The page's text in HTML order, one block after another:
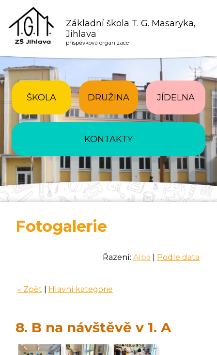
Základní škola T. G. Masaryka,
Jihlava
příspěvková organizace
ŠKOLA DRUŽINA JÍDELNA
KONTAKTY
Fotogalerie
Řazení: Alba Podle data
« Zpět Hlavní kategorie
8. B na návštěvě v 1. A